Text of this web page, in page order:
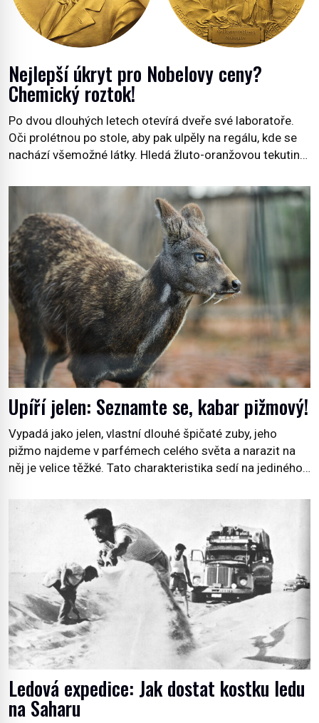
Nejlepší úkryt pro Nobelovy ceny?
Chemický roztok!
Po dvou dlouhých letech otevírá dveře své laboratoře.
Oči prolétnou po stole, aby pak ulpěly na regálu, kde se
nachází všemožné látky. Hledá žluto-oranžovou tekutinu,
plán dokončit. Pod termínem aqua regia se skrývá
směs s názvem lučavka královská. Svůj přídomek nemá
pro nic za nic, […]
Upíří jelen: Seznamte se, kabar pižmový!
Vypadá jako jelen, vlastní dlouhé špičaté zuby, jeho
pižmo najdeme v parfémech celého světa a narazit na
něj je velice těžké. Tato charakteristika sedí na jediného
jako první popíše švédský botanik Carl Linné (1707–
1778), jenže v Asii o něm ví už celá staletí. Zvíře
připomíná jelena, v kohoutku dosahuje […]
Ledová expedice: Jak dostat kostku ledu
na Saharu